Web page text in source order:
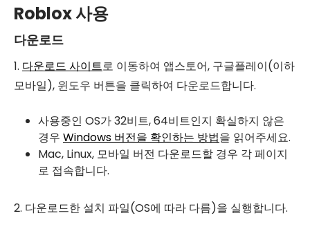
Roblox 사용
다운로드
1. 다운로드 사이트로 이동하여 앱스토어, 구글플레이(이하
모바일), 윈도우 버튼을 클릭하여 다운로드합니다.
사용중인 OS가 32비트, 64비트인지 확실하지 않은
경우 Windows 버전을 확인하는 방법을 읽어주세요.
Mac, Linux, 모바일 버전 다운로드할 경우 각 페이지
로 접속합니다.
2. 다운로드한 설치 파일(OS에 따라 다름)을 실행합니다.